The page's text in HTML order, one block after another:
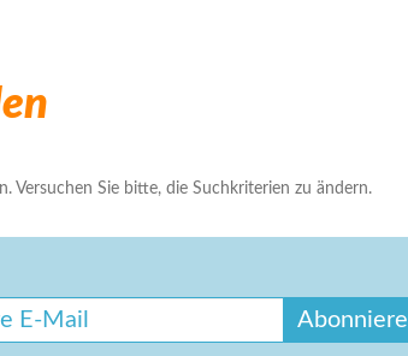
Sie bitte, die Suchkriterien zu ändern.